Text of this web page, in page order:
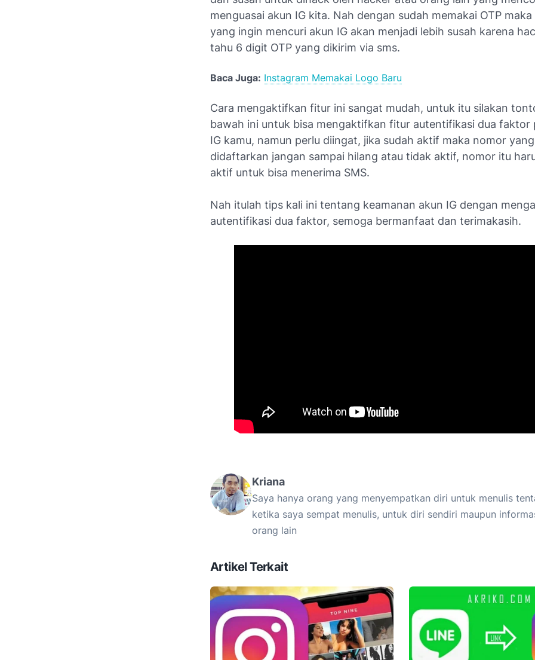
menguasai akun IG kita. Nah dengan sudah memakai OTP
yang ingin mencuri akun IG akan menjadi lebih susah karena
tahu 6 digit OTP yang dikirim via sms.
Baca Juga: Instagram Memakai Logo Baru
Cara mengaktifkan fitur ini sangat mudah, untuk itu silakan
bawah ini untuk bisa mengaktifkan fitur autentifikasi dua faktor
IG kamu, namun perlu diingat, jika sudah aktif maka nomor yang
didaftarkan jangan sampai hilang atau tidak aktif, nomor itu
aktif untuk bisa menerima SMS.
Nah itulah tips kali ini tentang keamanan akun IG dengan
autentifikasi dua faktor, semoga bermanfaat dan terimakasih.
Kriana
Saya hanya orang yang menyempatkan diri untuk menulis
ketika saya sempat menulis, untuk diri sendiri maupun
orang lain
Artikel Terkait